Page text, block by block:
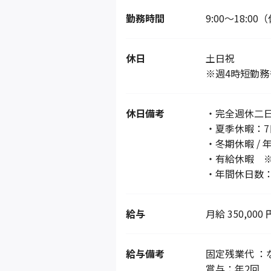
勤務時間 9:00〜18:00
休日
土日祝
※週4時短勤
休日備考
・完全週休二
・夏季休暇
・冬期休暇 /
・有給休暇
・年間休日数
給与 月給 350,000
給与備考
固定残業代 ：